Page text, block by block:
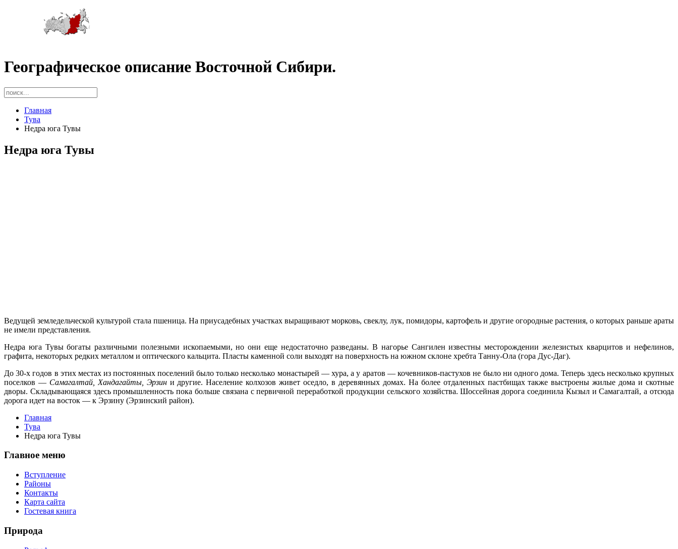
Географическое описание Восточной Сибири.
Главная
Тува
Недра юга Тувы
Недра юга Тувы
Ведущей земледельческой культурой ста­ла пшеница. На приусадебных участках выращивают морковь, свеклу, лук, поми­доры, картофель и другие огородные растения, о которых раньше араты
не имели представления.
Недра юга Тувы богаты различными по­лезными ископаемыми, но они еще недо­статочно разведаны. В нагорье Сангилен известны месторождении железистых квар­цитов и нефелинов,
графита, некоторых редких металлом и оптического кальцита. Пласты каменной соли выходят на поверх­ность на южном склоне хребта Танну-Ола (гора Дус-Даг).
До 30-х годов в этих местах из постоян­ных поселений было только несколько монастырей — хура, а у аратов — кочевни­ков-пастухов не было ни одного дома. Те­перь здесь несколько крупных
поселков — Самагалтай, Хандагайты, Эрзин и другие. Насе­ление колхозов живет оседло, в деревян­ных домах. На более отдаленных пастби­щах также выстроены жилые дома и скотные
дворы. Складывающаяся здесь промышленность пока больше связана с первичной переработкой продукции сель­ского хозяйства. Шоссейная дорога соеди­нила Кызыл и Самагалтай, а отсюда
доро­га идет на восток — к Эрзину (Эрзинский район).
Главная
Тува
Недра юга Тувы
Главное меню
Вступление
Районы
Контакты
Карта сайта
Гостевая книга
Природа